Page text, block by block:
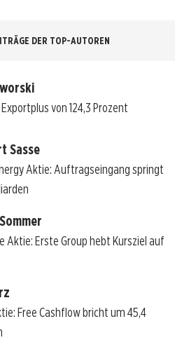
DER TOP-AUTOREN
von 124,3 Prozent
Sasse
Aktie: Auftragseingang springt
Aktie: Erste Group hebt Kursziel auf
Free Cashflow bricht um 45,4